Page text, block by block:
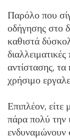
Παρόλο που
οδήγησης στο
καθιστά
αντίστασης, τα
χρήσιμο
Επιπλέον, είτε
πάρα πολύ την
ενδυναμώνουν